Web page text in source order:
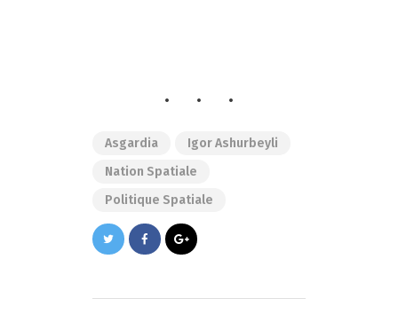
Asgardia
Igor Ashurbeyli
Nation Spatiale
Politique Spatiale